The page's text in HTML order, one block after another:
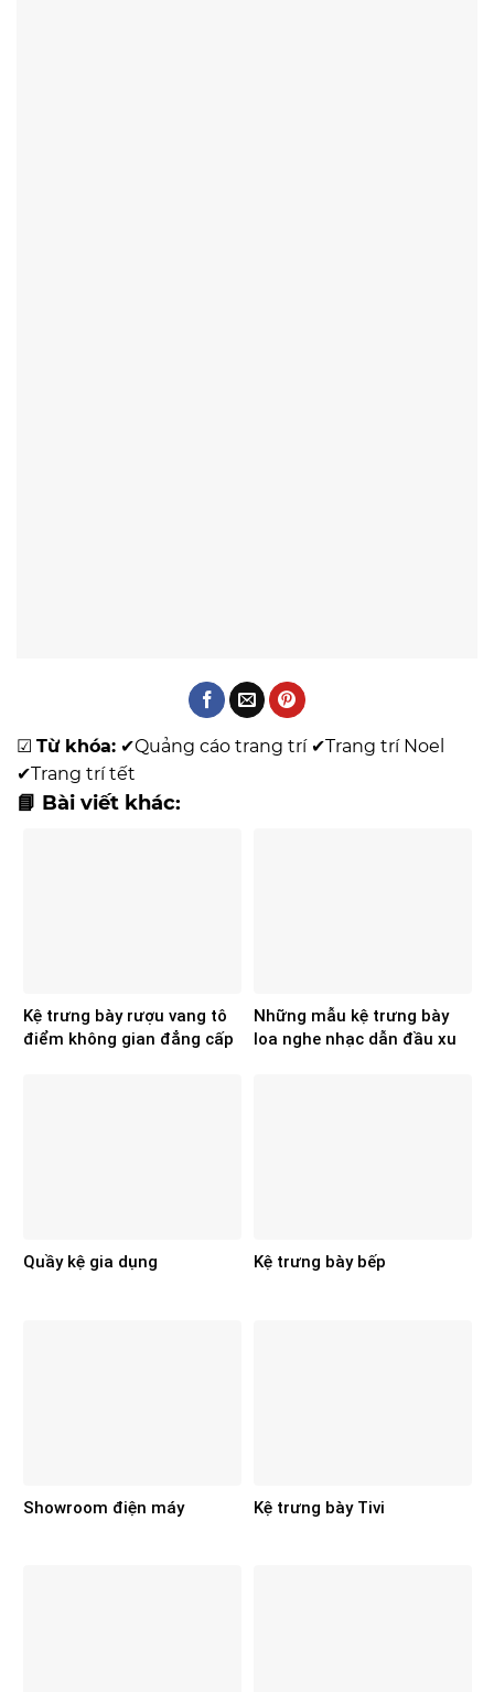
☑ Từ khóa: ✔Quảng cáo trang trí✔Trang trí Noel
✔Trang trí tết
📘 Bài viết khác:
Kệ trưng bày rượu vang tô
điểm không gian đẳng cấp
Những mẫu kệ trưng bày
loa nghe nhạc dẫn đầu xu
Quầy kệ gia dụng Kệ trưng bày bếp
Showroom điện máy Kệ trưng bày Tivi